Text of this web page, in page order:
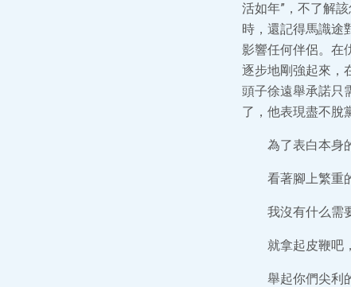
活如年”，不了解
時，還記得馬識途
影響任何伴侶。在
逐步地剛強起來，
頭子徐遠舉承諾只
了，他表現盡不脫
為了表白本身
看著腳上繁重
我沒有什么需
就拿起皮鞭吧，
舉起你們尖利